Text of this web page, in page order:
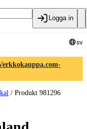
Logga in
sv
/ Produkt 981296